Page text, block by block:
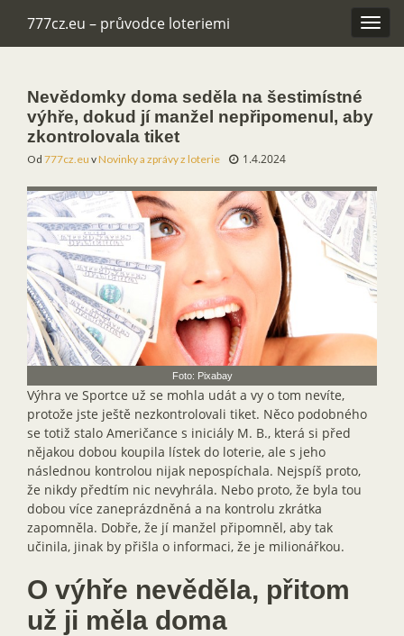
777cz.eu – průvodce loteriemi
Nevědomky doma seděla na šestimístné
výhře, dokud jí manžel nepřipomenul, aby
zkontrolovala tiket
Od 777cz.eu vNovinky a zprávy z loterie 1.4.2024
Foto: Pixabay
Výhra ve Sportce už se mohla udát a vy o tom nevíte,
protože jste ještě nezkontrolovali tiket. Něco podobného
se totiž stalo Američance s iniciály M. B., která si před
nějakou dobou koupila lístek do loterie, ale s jeho
následnou kontrolou nijak nepospíchala. Nejspíš proto,
že nikdy předtím nic nevyhrála. Nebo proto, že byla tou
dobou více zaneprázdněná a na kontrolu zkrátka
zapomněla. Dobře, že jí manžel připomněl, aby tak
učinila, jinak by přišla o informaci, že je milionářkou.
O výhře nevěděla, přitom
už ji měla doma